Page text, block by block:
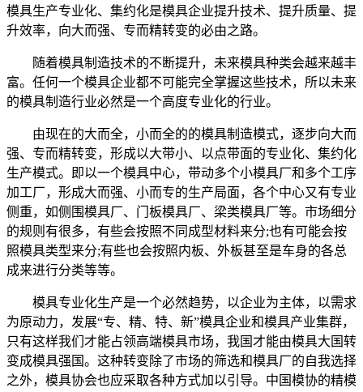
模具生产专业化、集约化是模具企业提升技术、提升质量、提
升效率，向大而强、专而精转变的必由之路。
随着模具制造技术的不断提升，未来模具种类会越来越丰
富。任何一个模具企业都不可能完全掌握这些技术，所以未来
的模具制造行业必然是一个高度专业化的行业。
由现在的大而全，小而全的的模具制造模式，逐步向大而
强、专而精转变，形成以大带小、以点带面的专业化、集约化
生产模式。即以一个模具中心，带动多个小模具厂和多个工序
加工厂，形成大而强、小而专的生产局面，各个中心又有专业
侧重，如侧围模具厂、门板模具厂、梁类模具厂等。市场细分
的规则有很多，有些会按照不同成型材料来分;也有可能会按
照模具类型来分;有些也会按照内板、外板甚至是车身的各总
成来进行分类等等。
模具专业化生产是一个必然趋势，以企业为主体，以需求
为原动力，发展“专、精、特、新”模具企业和模具产业集群，
只有这样我们才能占领高端模具市场，我国才能由模具大国转
变成模具强国。这种转变除了市场的筛选和模具厂的自我选择
之外，模具协会也应采取各种方式加以引导。中国模协的精模